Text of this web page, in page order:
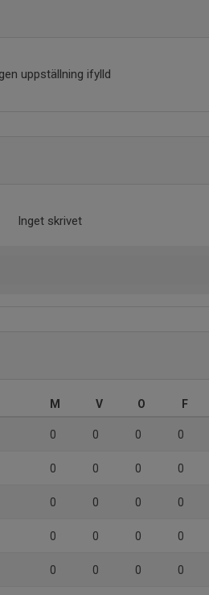
uppställning ifylld
Inget skrivet
M V O F
0 0 0 0
0 0 0 0
0 0 0 0
0 0 0 0
0 0 0 0